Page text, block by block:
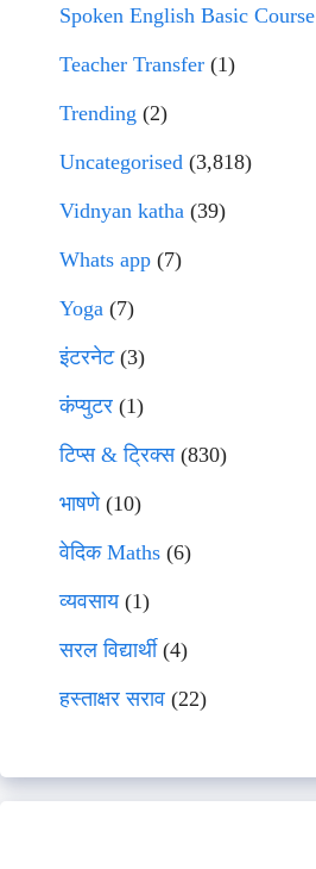
Spoken English Basic Course
Teacher Transfer (1)
Trending (2)
Uncategorised (3,818)
Vidnyan katha (39)
Whats app (7)
Yoga (7)
इंटरनेट(3)
कंप्युटर (1)
टिप्स & ट्रिक्स(830)
भाषणे(10)
वेदिक Maths (6)
व्यवसाय(1)
सरल विद्यार्थी(4)
हस्ताक्षर सराव (22)